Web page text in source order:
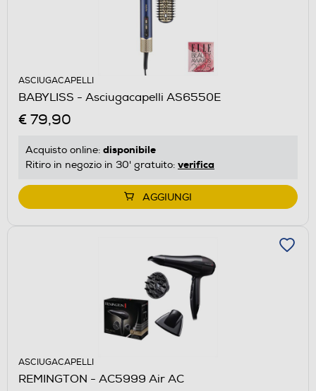
ASCIUGACAPELLI
BABYLISS - Asciugacapelli AS6550E
€ 79,90
Acquisto online: disponibile
Ritiro in negozio in 30' gratuito: verifica
AGGIUNGI
ASCIUGACAPELLI
REMINGTON - AC5999 Air AC